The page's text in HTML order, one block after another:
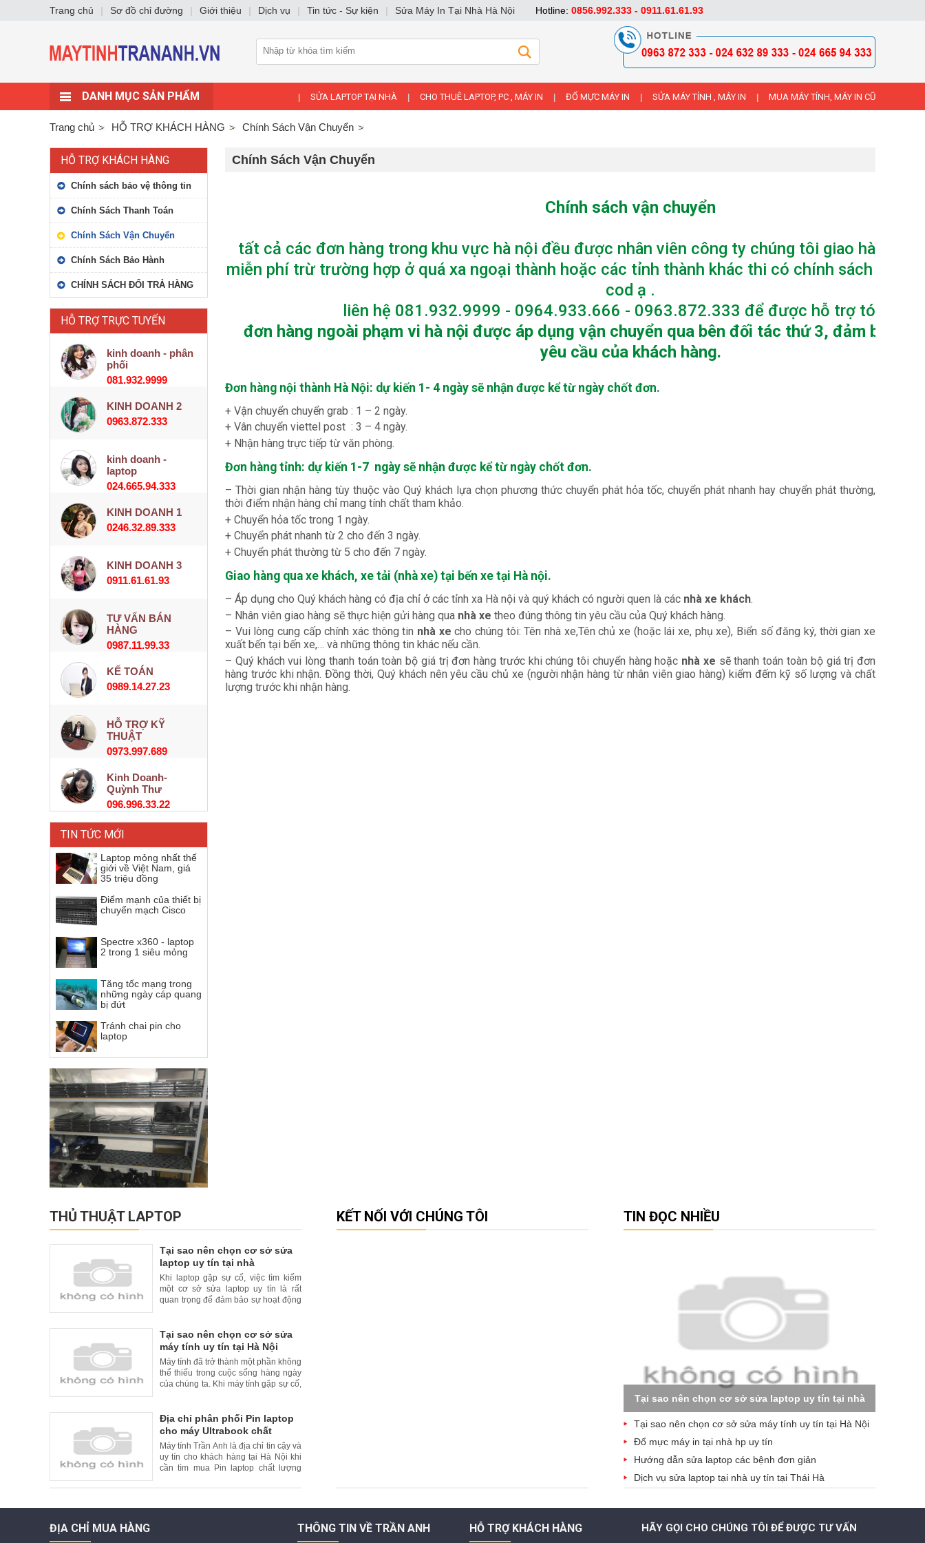
DANH MỤC SẢN PHẨM SỬA LAPTOP TẠI NHÀ CHO THUÊ LAPTOP, PC , MÁY IN ĐỔ MỰC MÁY IN SỬA MÁY TÍNH , MÁY IN MUA MÁY TÍNH, MÁY IN CŨ
Trang chủ HỖ TRỢ KHÁCH HÀNG Chính Sách Vận Chuyển
HỖ TRỢ KHÁCH HÀNG
Chính sách bảo vệ thông tin
Chính Sách Thanh Toán
Chính Sách Vận Chuyển
Chính Sách Bảo Hành
CHÍNH SÁCH ĐỔI TRẢ HÀNG
HỖ TRỢ TRỰC TUYẾN
kinh doanh - phân
phối
081.932.9999
KINH DOANH 2
0963.872.333
kinh doanh -
laptop
024.665.94.333
KINH DOANH 1
0246.32.89.333
KINH DOANH 3
0911.61.61.93
TƯ VẤN BÁN
HÀNG
0987.11.99.33
KẾ TOÁN
0989.14.27.23
HỖ TRỢ KỸ
THUẬT
0973.997.689
Kinh Doanh-
Quỳnh Thư
096.996.33.22
TIN TỨC MỚI
Laptop mỏng nhất thế
giới về Việt Nam, giá
35 triệu đồng
Điểm mạnh của thiết bị
chuyển mạch Cisco
Spectre x360 - laptop
2 trong 1 siêu mỏng
Tăng tốc mạng trong
những ngày cáp quang
bị đứt
Tránh chai pin cho
laptop
Chính Sách Vận Chuyển
Chính sách vận chuyển
tất cả các đơn hàng trong khu vực hà nội đều được nhân viên công ty chúng tôi giao hàng tại
miễn phí trừ trường hợp ở quá xa ngoại thành hoặc các tỉnh thành khác thi có chính sách giao
cod ạ .
liên hệ 081.932.9999 - 0964.933.666 - 0963.872.333 để được hỗ trợ tót nhất
đơn hàng ngoài phạm vi hà nội được áp dụng vận chuyển qua bên đối tác thứ 3, đảm bảo
yêu cầu của khách hàng.
Đơn hàng nội thành Hà Nội: dự kiến 1- 4 ngày sẽ nhận được kể từ ngày chốt đơn.
+ Vận chuyển chuyển grab : 1 – 2 ngày.
+ Vân chuyển viettel post : 3 – 4 ngày.
+ Nhận hàng trực tiếp từ văn phòng.
Đơn hàng tỉnh: dự kiến 1-7 ngày sẽ nhận được kể từ ngày chốt đơn.
– Thời gian nhận hàng tùy thuộc vào Quý khách lựa chọn phương thức chuyển phát hỏa tốc, chuyển phát nhanh hay chuyển phát thường,
thời điểm nhận hàng chỉ mang tính chất tham khảo.
+ Chuyển hỏa tốc trong 1 ngày.
+ Chuyển phát nhanh từ 2 cho đến 3 ngày.
+ Chuyển phát thường từ 5 cho đến 7 ngày.
Giao hàng qua xe khách, xe tải (nhà xe) tại bến xe tại Hà nội.
– Áp dụng cho Quý khách hàng có địa chỉ ở các tỉnh xa Hà nội và quý khách có người quen là các nhà xe khách.
– Nhân viên giao hàng sẽ thực hiện gửi hàng qua nhà xe theo đúng thông tin yêu cầu của Quý khách hàng.
– Vui lòng cung cấp chính xác thông tin nhà xe cho chúng tôi: Tên nhà xe,Tên chủ xe (hoặc lái xe, phụ xe), Biển số đăng ký, thời gian xe
xuất bến tại bến xe,… và những thông tin khác nếu cần.
– Quý khách vui lòng thanh toán toàn bộ giá trị đơn hàng trước khi chúng tôi chuyển hàng hoặc nhà xe sẽ thanh toán toàn bộ giá trị đơn
hàng trước khi nhận. Đồng thời, Quý khách nên yêu cầu chủ xe (người nhận hàng từ nhân viên giao hàng) kiểm đếm kỹ số lượng và chất
lượng trước khi nhận hàng.
THỦ THUẬT LAPTOP
Tại sao nên chọn cơ sở sửa
laptop uy tín tại nhà
Khi laptop gặp sự cố, việc tìm kiếm
một cơ sở sửa laptop uy tín là rất
quan trọng để đảm bảo sự hoạt động
tiện lợi cho khách hàng, nhiều cơ sở
sửa laptop uy tín đã cung cấp dịch vụ
sửa chữa tại nhà. Trong bài viết này,
chúng
Tại sao nên chọn cơ sở sửa
máy tính uy tín tại Hà Nội
Máy tính đã trở thành một phần không
thể thiếu trong cuộc sống hàng ngày
của chúng ta. Khi máy tính gặp sự cố,
nhiều cơ sở sửa máy tính uy tín và
chất lượng. Trong bài viết này, chúng
tôi xin giới thiệu lý do nên chọn cơ
Địa chỉ phân phối Pin laptop
cho máy Ultrabook chất
lượng cao và uy tín tại Hà Nội
Máy tính Trần Anh là địa chỉ tin cậy và
uy tín cho khách hàng tại Hà Nội khi
cần tìm mua Pin laptop chất lượng
khách hàng những sản phẩm Pin
KẾT NỐI VỚI CHÚNG TÔI TIN ĐỌC NHIỀU
Tại sao nên chọn cơ sở sửa laptop uy tín tại nhà
Tại sao nên chọn cơ sở sửa máy tính uy tín tại Hà Nội
Đổ mực máy in tại nhà hp uy tín
Hướng dẫn sửa laptop các bệnh đơn giản
Dịch vụ sửa laptop tại nhà uy tín tại Thái Hà
HÃY GỌI CHO CHÚNG TÔI ĐỂ ĐƯỢC TƯ VẤN
ĐỊA CHỈ MUA HÀNG THÔNG TIN VỀ TRẦN ANH HỖ TRỢ KHÁCH HÀNG
Trang chủ | Sơ đồ chỉ đường | Giới thiệu | Dịch vụ | Tin tức - Sự kiện | Sửa Máy In Tại Nhà Hà Nội Hotline: 0856.992.333 - 0911.61.61.93